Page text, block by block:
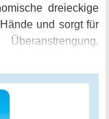
dreieckige
und sorgt für
Color Peps
aufblühen!